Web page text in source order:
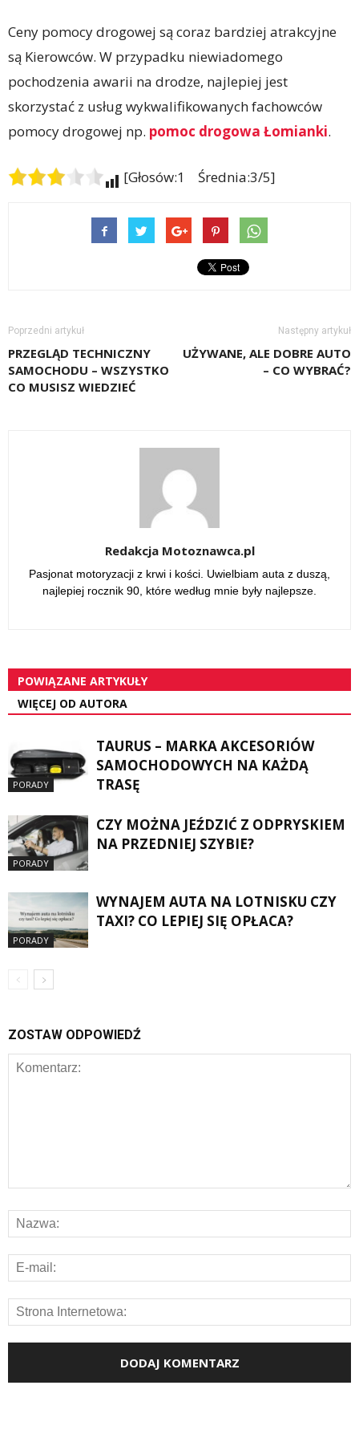
Ceny pomocy drogowej są coraz bardziej atrakcyjne
są Kierowców. W przypadku niewiadomego
pochodzenia awarii na drodze, najlepiej jest
skorzystać z usług wykwalifikowanych fachowców
pomocy drogowej np. pomoc drogowa Łomianki.
[Głosów:1 Średnia:3/5]
Poprzedni artykuł
PRZEGLĄD TECHNICZNY
SAMOCHODU – WSZYSTKO
CO MUSISZ WIEDZIEĆ
Następny artykuł
UŻYWANE, ALE DOBRE AUTO
– CO WYBRAĆ?
Redakcja Motoznawca.pl
Pasjonat motoryzacji z krwi i kości. Uwielbiam auta z duszą,
najlepiej rocznik 90, które według mnie były najlepsze.
POWIĄZANE ARTYKUŁY
WIĘCEJ OD AUTORA
PORADY
TAURUS – MARKA AKCESORIÓW
SAMOCHODOWYCH NA KAŻDĄ
TRASĘ
PORADY
CZY MOŻNA JEŹDZIĆ Z ODPRYSKIEM
NA PRZEDNIEJ SZYBIE?
PORADY
WYNAJEM AUTA NA LOTNISKU CZY
TAXI? CO LEPIEJ SIĘ OPŁACA?
ZOSTAW ODPOWIEDŹ